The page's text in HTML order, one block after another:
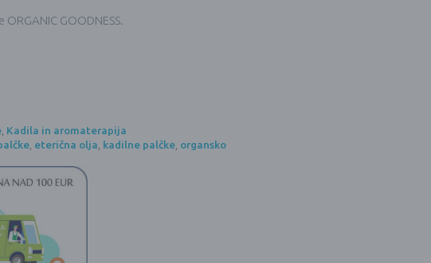
GOODNESS.
, Kadila in aromaterapija
, eterična olja, kadilne palčke, organsko